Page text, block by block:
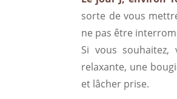
sorte de vous
ne pas être
Si vous
relaxante, une
et lâcher prise.